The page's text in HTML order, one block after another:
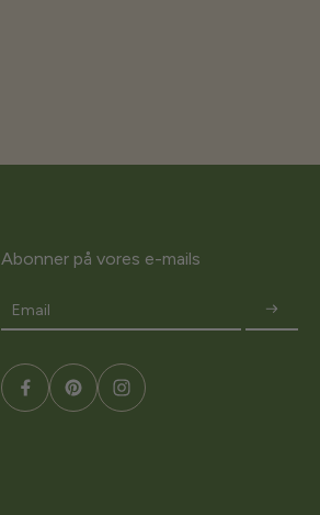
Abonner på vores e-mails
Email